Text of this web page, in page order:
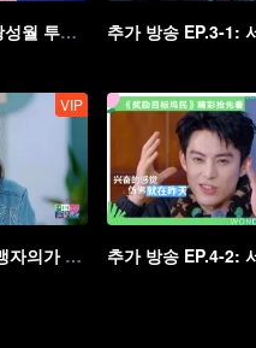
EP.3-2: 맹자의와 왕성월 투자설명회 참석, 왕혁제의 외침
VIP
추가 방송 EP.4-1: 맹자의가 서지성 '카베동'?